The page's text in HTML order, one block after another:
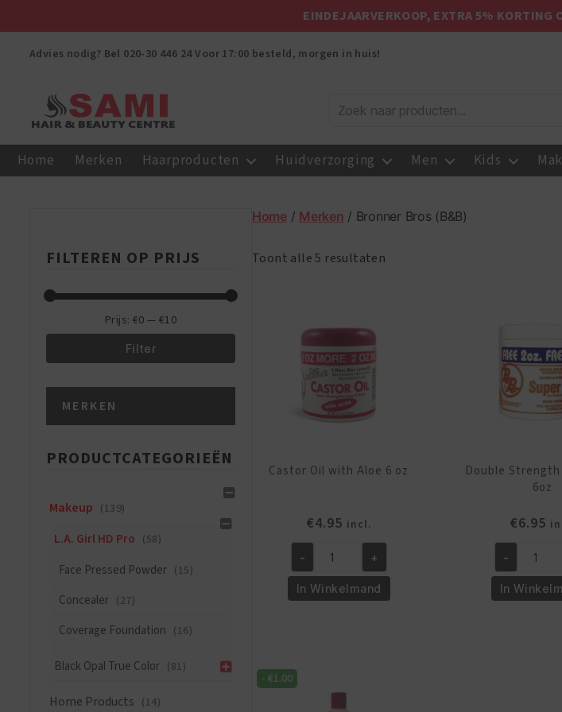
EINDEJAARVERKOOP, EXTRA 5% KORTING
Advies nodig? Bel 020-30 446 24 Voor 17:00 besteld, morgen in huis!
Hair
Home Merken Haarproducten Huidverzorging Men Kids
FILTEREN OP PRIJS
Filter
Prijs: €0 — €10
MERKEN
PRODUCTCATEGORIEËN
Makeup (139)
L.A. Girl HD Pro (58)
Face Pressed Powder (15)
Concealer (27)
Coverage Foundation (16)
Black Opal True Color (81)
Home Products (14)
Home/ Merken / Bronner Bros (B&B)
Toont alle 5 resultaten
Castor Oil with Aloe 6 oz
€4.95 incl.
Oil
with
aantal
- +
In Winkelmand
Double Strength
6oz
€6.95
Strength
Super
-
In
- €1.00